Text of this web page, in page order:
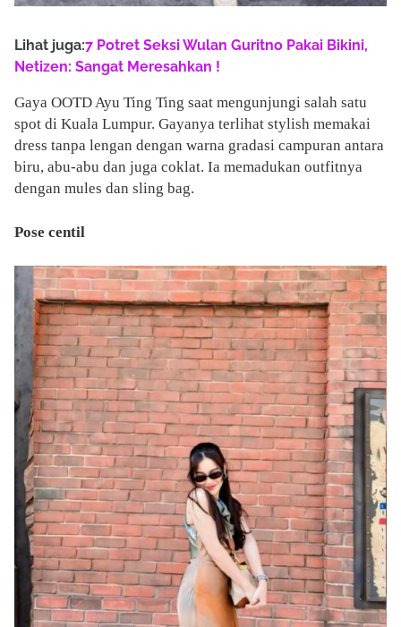
Lihat juga:7 Potret Seksi Wulan Guritno Pakai Bikini,
Netizen: Sangat Meresahkan !
Gaya OOTD Ayu Ting Ting saat mengunjungi salah satu
spot di Kuala Lumpur. Gayanya terlihat stylish memakai
dress tanpa lengan dengan warna gradasi campuran antara
biru, abu-abu dan juga coklat. Ia memadukan outfitnya
dengan mules dan sling bag.
Pose centil